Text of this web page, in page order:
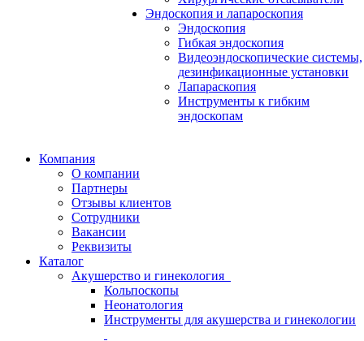
Эндоскопия и лапароскопия
Эндоскопия
Гибкая эндоскопия
Видеоэндоскопические системы,
дезинфикационные установки
Лапараскопия
Инструменты к гибким
эндоскопам
Компания
О компании
Партнеры
Отзывы клиентов
Сотрудники
Вакансии
Реквизиты
Каталог
Акушерство и гинекология
Кольпоскопы
Неонатология
Инструменты для акушерства и гинекологии